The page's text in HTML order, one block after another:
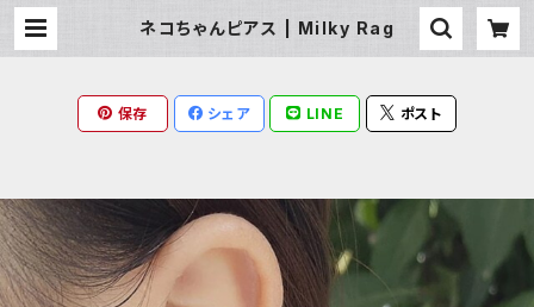
ネコちゃんピアス | Milky Rag
保存 シェア LINE ポスト